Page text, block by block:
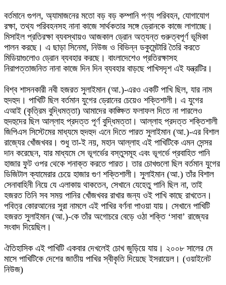
বর্তমানে গুগল, অ্যামাজনের মতো বড় বড় কম্পানি পণ্য পরিবহন, যোগাযোগ
রক্ষা, তথ্য পরিবহনসহ নানা কাজে সার্থকতার সঙ্গে ড্রোনকে কাজে লাগাচ্ছে।
মিসাইল প্রতিরক্ষা ব্যবস্থায়ও আজকাল ড্রোন অত্যন্ত গুরুত্বপূর্ণ ভূমিকা
পালন করছে। এ ছাড়া সিনেমা, নিউজ ও বিভিন্ন ডকুমেন্টারি তৈরি করতে
মিডিয়াগুলোও ড্রোন ব্যবহার করছে। বাংলাদেশেও প্রতিরক্ষাসহ
নিরাপত্তাজনিত নানা কাজে দিন দিন ব্যবহার বাড়ছে পাখিসদৃশ এই যন্ত্রটির।
বিশ্ব শাসনকারী নবী হজরত সুলাইমান (আ.)-এরও একটি পাখি ছিল, যার নাম
হুদহুদ। পাখিটি ছিল বর্তমান যুগের ড্রোনের চেয়েও শক্তিশালী। এ যুগের
এআই (কৃত্রিম বুদ্ধিমত্তা) আমাদের কাঙ্ক্ষিত ফলাফল দিতে না পারলেও
হুদহুদের ছিল আল্লাহ প্রদত্ত পূর্ণ বুদ্ধিমত্তা। আল্লাহ প্রদত্ত শক্তিশালী
জিপিএস সিস্টেমের মাধ্যমে হুদহুদ এনে দিতে পারত সুলাইমান (আ.)-এর বিশাল
রাজ্যের খোঁজখবর। শুধু তা-ই নয়, মহান আল্লাহ এই পাখিটিকে এমন সেন্সর
দান করেছেন, যার মাধ্যমে সে ভূগর্ভের বস্তুসমূহ এবং ভূগর্ভে প্রবাহিত পানি
হাজার ফুট ওপর থেকে শনাক্ত করতে পারত। তার চোখগুলো ছিল বর্তমান যুগের
ডিজিটাল ক্যামেরার চেয়ে হাজার গুণ শক্তিশালী। সুলাইমান (আ.) তাঁর বিশাল
সেনাবাহিনী নিয়ে যে এলাকায় থাকতেন, সেখানে যেহেতু পানি ছিল না, তাই
হজরত তিনি সব সময় পানির খোঁজখবর রাখার জন্য ওই পাখি কাছে রাখতেন।
পবিত্র কোরআনের সুরা নামলে এই পাখির বর্ণনা পাওয়া যায়। সেখানে পাখিটি
হজরত সুলাইমান (আ.)-কে তাঁর অগোচরে বেড়ে ওঠা শক্তি ‘সাবা’ রাজ্যের
সংবাদ দিয়েছিল।
ঐতিহাসিক এই পাখিটি একবার দেখলেই চোখ জুড়িয়ে যায়। ২০০৮ সালের মে
মাসে পাখিটিকে দেশের জাতীয় পাখির স্বীকৃতি দিয়েছে ইসরায়েল। (ওয়াইনেট
নিউজ)